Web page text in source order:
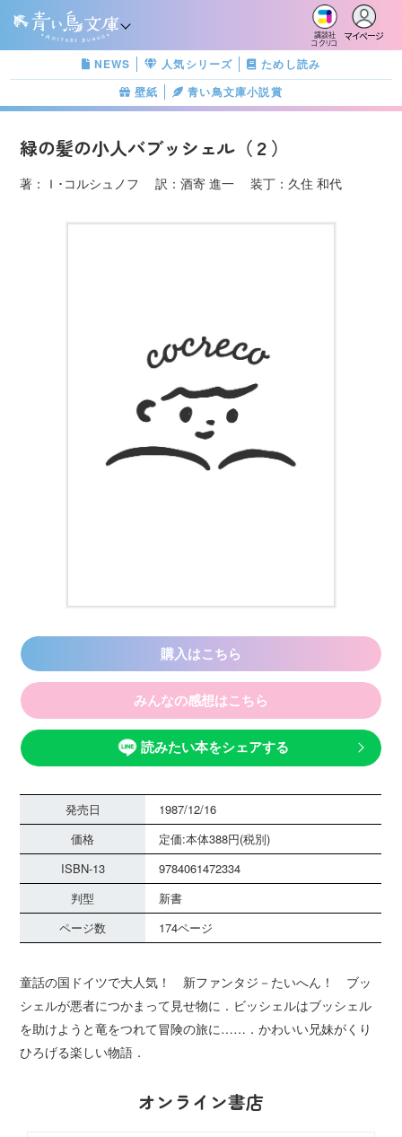
講談社
コクリコ
マイページ
NEWS 人気シリーズ
ためし読み
壁紙
青い鳥文庫小説賞
緑の髪の小人バブッシェル（２）
著：Ｉ･コルシュノフ 訳：酒寄 進一 装丁：久住 和代
購入はこちら
みんなの感想はこちら
読みたい本をシェアする
発売日
1987/12/16
価格
定価:本体388円(税別)
ISBN-13
9784061472334
判型
新書
ページ数
174ページ
童話の国ドイツで大人気！ 新ファンタジ－たいへん！ ブッ
シェルが悪者につかまって見せ物に．ビッシェルはブッシェル
を助けようと竜をつれて冒険の旅に……．かわいい兄妹がくり
ひろげる楽しい物語．
オンライン書店